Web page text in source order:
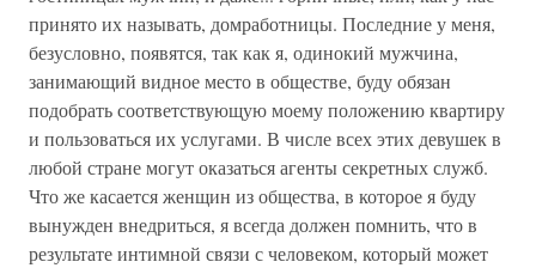
принято их называть, домработницы. Последние у меня,
безусловно, появятся, так как я, одинокий мужчина,
занимающий видное место в обществе, буду обязан
подобрать соответствующую моему положению квартиру
и пользоваться их услугами. В числе всех этих девушек в
любой стране могут оказаться агенты секретных служб.
Что же касается женщин из общества, в которое я буду
вынужден внедриться, я всегда должен помнить, что в
результате интимной связи с человеком, который может